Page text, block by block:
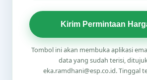
Kirim Permintaan
Tombol ini akan membuka aplikasi
data yang sudah terisi,
eka.ramdhani@esp.co.id. Tinggal